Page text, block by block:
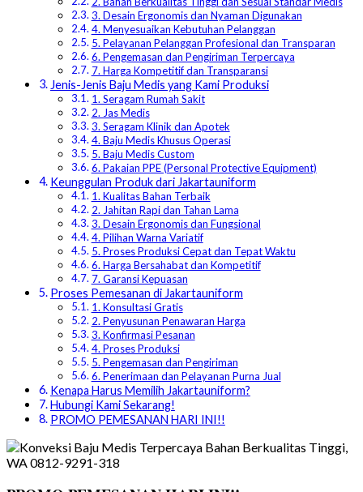
3. Desain Ergonomis dan Nyaman Digunakan
4. Menyesuaikan Kebutuhan Pelanggan
5. Pelayanan Pelanggan Profesional dan Transparan
6. Pengemasan dan Pengiriman Terpercaya
7. Harga Kompetitif dan Transparansi
Jenis-Jenis Baju Medis yang Kami Produksi
1. Seragam Rumah Sakit
2. Jas Medis
3. Seragam Klinik dan Apotek
4. Baju Medis Khusus Operasi
5. Baju Medis Custom
6. Pakaian PPE (Personal Protective Equipment)
Keunggulan Produk dari Jakartauniform
1. Kualitas Bahan Terbaik
2. Jahitan Rapi dan Tahan Lama
3. Desain Ergonomis dan Fungsional
4. Pilihan Warna Variatif
5. Proses Produksi Cepat dan Tepat Waktu
6. Harga Bersahabat dan Kompetitif
7. Garansi Kepuasan
Proses Pemesanan di Jakartauniform
1. Konsultasi Gratis
2. Penyusunan Penawaran Harga
3. Konfirmasi Pesanan
4. Proses Produksi
5. Pengemasan dan Pengiriman
6. Penerimaan dan Pelayanan Purna Jual
Kenapa Harus Memilih Jakartauniform?
Hubungi Kami Sekarang!
PROMO PEMESANAN HARI INI!!